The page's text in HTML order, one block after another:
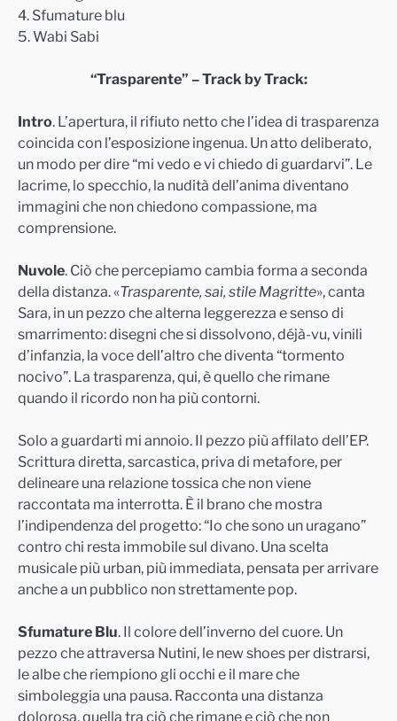
4. Sfumature blu
5. Wabi Sabi
“Trasparente” – Track by Track:
Intro. L’apertura, il rifiuto netto che l’idea di trasparenza
coincida con l’esposizione ingenua. Un atto deliberato,
un modo per dire “mi vedo e vi chiedo di guardarvi”. Le
lacrime, lo specchio, la nudità dell’anima diventano
immagini che non chiedono compassione, ma
comprensione.
Nuvole. Ciò che percepiamo cambia forma a seconda
della distanza. «Trasparente, sai, stile Magritte», canta
Sara, in un pezzo che alterna leggerezza e senso di
smarrimento: disegni che si dissolvono, déjà-vu, vinili
d’infanzia, la voce dell’altro che diventa “tormento
nocivo”. La trasparenza, qui, è quello che rimane
quando il ricordo non ha più contorni.
Solo a guardarti mi annoio. Il pezzo più affilato dell’EP.
Scrittura diretta, sarcastica, priva di metafore, per
delineare una relazione tossica che non viene
raccontata ma interrotta. È il brano che mostra
l’indipendenza del progetto: “Io che sono un uragano”
contro chi resta immobile sul divano. Una scelta
musicale più urban, più immediata, pensata per arrivare
anche a un pubblico non strettamente pop.
Sfumature Blu. Il colore dell’inverno del cuore. Un
pezzo che attraversa Nutini, le new shoes per distrarsi,
le albe che riempiono gli occhi e il mare che
simboleggia una pausa. Racconta una distanza
dolorosa, quella tra ciò che rimane e ciò che non